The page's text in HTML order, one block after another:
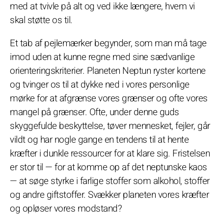
med at tvivle på alt og ved ikke længere, hvem vi
skal støtte os til.
Et tab af pejlemærker begynder, som man må tage
imod uden at kunne regne med sine sædvanlige
orienteringskriterier. Planeten Neptun ryster kortene
og tvinger os til at dykke ned i vores personlige
mørke for at afgrænse vores grænser og ofte vores
mangel på grænser. Ofte, under denne guds
skyggefulde beskyttelse, tøver mennesket, fejler, går
vildt og har nogle gange en tendens til at hente
kræfter i dunkle ressourcer for at klare sig. Fristelsen
er stor til — for at komme op af det neptunske kaos
— at søge styrke i farlige stoffer som alkohol, stoffer
og andre giftstoffer. Svækker planeten vores kræfter
og opløser vores modstand?